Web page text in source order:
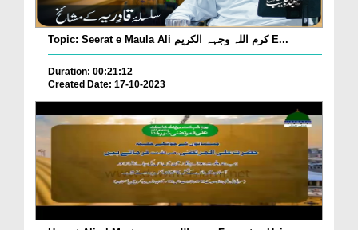
Topic: Seerat e Maula Ali کرم اللہ وجہہ الکریم E...
Duration: 00:21:12
Created Date: 17-10-2023